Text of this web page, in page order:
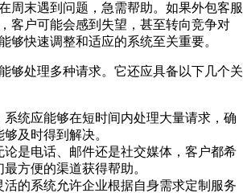
周末遇到问题，急需帮助。如果外包客服
客户可能会感到失望，甚至转向竞争对
够快速调整和适应的系统至关重要。
够处理多种请求。它还应具备以下几个关
系统应能够在短时间内处理大量请求，确
及时得到解决。
论是电话、邮件还是社交媒体，客户都希
方便的渠道获得帮助。
活的系统允许企业根据自身需求定制服务